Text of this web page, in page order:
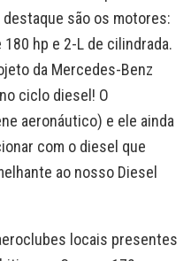
são os motores:
hp e 2-L de cilindrada.
da Mercedes-Benz
ciclo diesel! O
aeronáutico) e ele ainda
com o diesel que
ao nosso Diesel
locais presentes